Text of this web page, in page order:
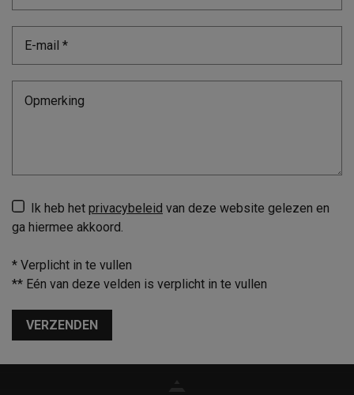
Ik heb het privacybeleid van deze website gelezen en
ga hiermee akkoord.
* Verplicht in te vullen
** Eén van deze velden is verplicht in te vullen
VERZENDEN